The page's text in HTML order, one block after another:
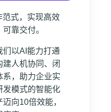
式，实现高效
靠交付。
们以AI能力打通
人机协同、闭
系，助力企业实
发模式的智能化
向10倍效能，